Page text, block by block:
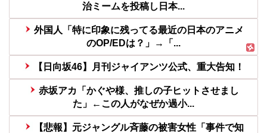
治ミームを投稿し日本...
外国人「特に印象に残ってる最近の日本のアニメ
のOP/EDは？」→「...
【日向坂46】月刊ジャイアンツ公式、重大告知！
赤坂アカ「かぐや様、推しの子ヒットさせまし
た」←この人がなぜか過小...
【悲報】元ジャングル斉藤の被害女性「事件で知